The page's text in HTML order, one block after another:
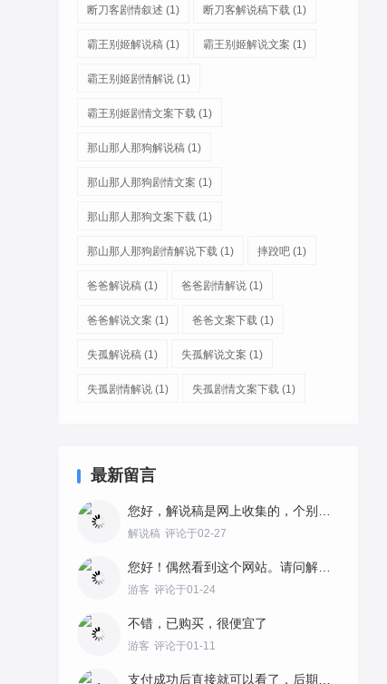
断刀客剧情叙述 (1) 断刀客解说稿下载 (1)
霸王别姬解说稿 (1) 霸王别姬解说文案 (1)
霸王别姬剧情解说 (1)
霸王别姬剧情文案下载 (1)
那山那人那狗解说稿 (1)
那山那人那狗剧情文案 (1)
那山那人那狗文案下载 (1)
那山那人那狗剧情解说下载 (1) 摔跤吧 (1)
爸爸解说稿 (1) 爸爸剧情解说 (1)
爸爸解说文案 (1) 爸爸文案下载 (1)
失孤解说稿 (1) 失孤解说文案 (1)
失孤剧情解说 (1) 失孤剧情文案下载 (1)
最新留言
您好，解说稿是网上收集的，个别语句做了梳理。故事剧情都是完整的，在内容上加上自己的解说风格最好。
解说稿 评论于02-27
您好！偶然看到这个网站。请问解说稿是不是这里自创的，使用有没有版权问题？如何购买？
游客 评论于01-24
不错，已购买，很便宜了
游客 评论于01-11
支付成功后直接就可以看了，后期也可以点购买查询